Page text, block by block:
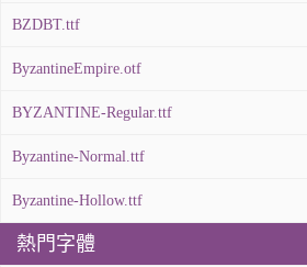
BZDBT.ttf
ByzantineEmpire.otf
BYZANTINE-Regular.ttf
Byzantine-Normal.ttf
Byzantine-Hollow.ttf
熱門字體